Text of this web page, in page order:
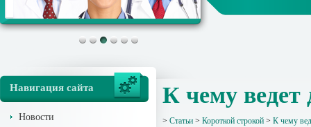
Навигация сайта
Новости
К чему
> Статьи > Короткой строкой > К чему